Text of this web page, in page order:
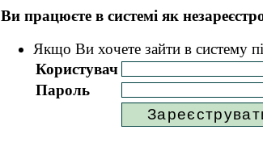
Ви працюєте в системі як
Якщо Ви хочете зайти в систему
Користувач
Пароль